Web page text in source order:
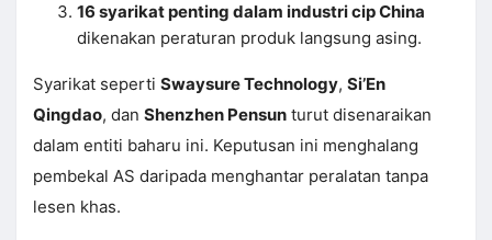
16 syarikat penting dalam industri cip China
dikenakan peraturan produk langsung asing.
Syarikat seperti Swaysure Technology, Si’En
Qingdao, dan Shenzhen Pensun turut disenaraikan
dalam entiti baharu ini. Keputusan ini menghalang
pembekal AS daripada menghantar peralatan tanpa
lesen khas.